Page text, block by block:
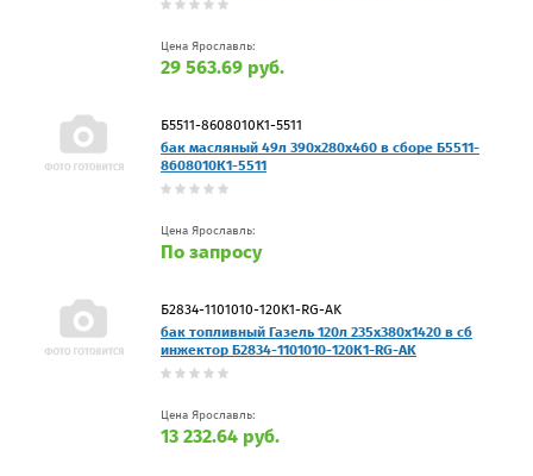
Цена Ярославль:
29 563.69 руб.
Б5511-8608010К1-5511
бак масляный 49л 390х280х460 в сборе Б5511-
8608010К1-5511
Цена Ярославль:
По запросу
Б2834-1101010-120К1-RG-AK
бак топливный Газель 120л 235х380х1420 в сб
инжектор Б2834-1101010-120К1-RG-AK
Цена Ярославль:
13 232.64 руб.